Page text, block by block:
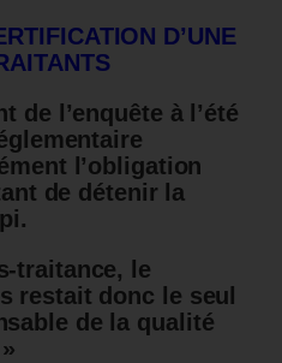
D’UNE
de l’enquête à l’été
l’obligation
de détenir la
traitance, le
restait donc le seul
de la qualité